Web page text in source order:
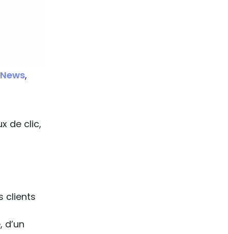
,
de clic,
clients